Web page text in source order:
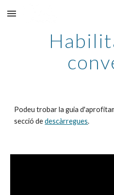
Skip to main content
Podeu trobar la guia
secció dedescàrregues.